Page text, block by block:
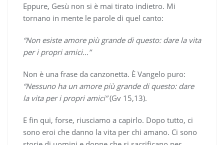
Eppure, Gesù non si è mai tirato indietro. Mi
tornano in mente le parole di quel canto:
“Non esiste amore più grande di questo: dare la vita
per i propri amici…”
Non è una frase da canzonetta. È Vangelo puro:
“Nessuno ha un amore più grande di questo: dare
la vita per i propri amici”(Gv 15,13).
E fin qui, forse, riusciamo a capirlo. Dopo tutto, ci
sono eroi che danno la vita per chi amano. Ci sono